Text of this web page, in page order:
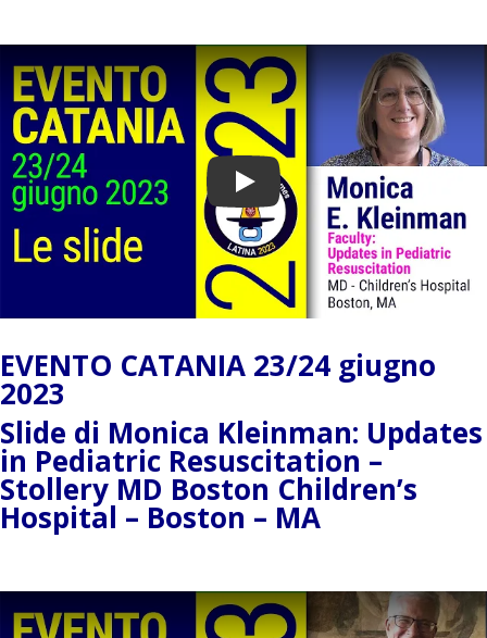
Play
EVENTO CATANIA 23/24 giugno
2023
Slide di Monica Kleinman: Updates
in Pediatric Resuscitation –
Stollery MD Boston Children’s
Hospital – Boston – MA